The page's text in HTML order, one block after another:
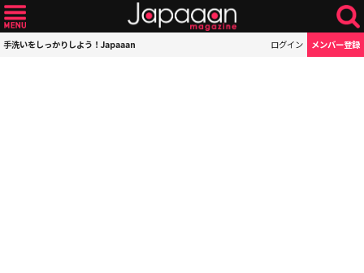
手洗いをしっかりしよう！Japaaan ログイン メンバー登録